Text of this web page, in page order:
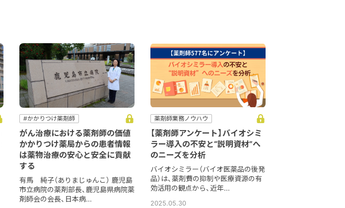
#かかりつけ薬剤師
#かかりつけ薬局
#コミュニケーション
#他職種
#病院
#病院薬剤師
がん治療における薬剤師の価値
かかりつけ薬局からの患者情報
は薬物治療の安心と安全に貢献
する
有馬 純子（ありまじゅんこ） 鹿児島
市立病院の薬剤部長、鹿児島県病院薬
剤師会の会長、日本病...
薬剤師業務ノウハウ
【薬剤師アンケート】バイオシミ
ラー導入の不安と“説明資材”へ
のニーズを分析
バイオシミラー（バイオ医薬品の後発
品）は、薬剤費の抑制や医療資源の有
効活用の観点から、近年...
2025.05.30